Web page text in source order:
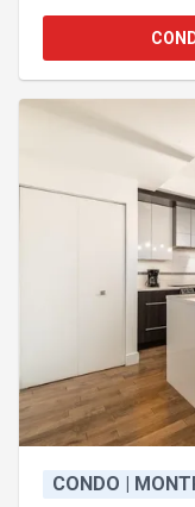
manger et
douche vitrée
assuré !
CONDO |